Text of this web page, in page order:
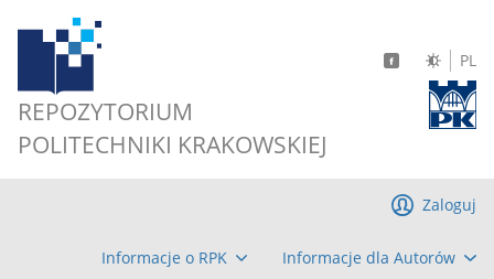
REPOZYTORIUM
POLITECHNIKI KRAKOWSKIEJ
PL
Informacje o RPK Informacje dla Autorów
Zaloguj